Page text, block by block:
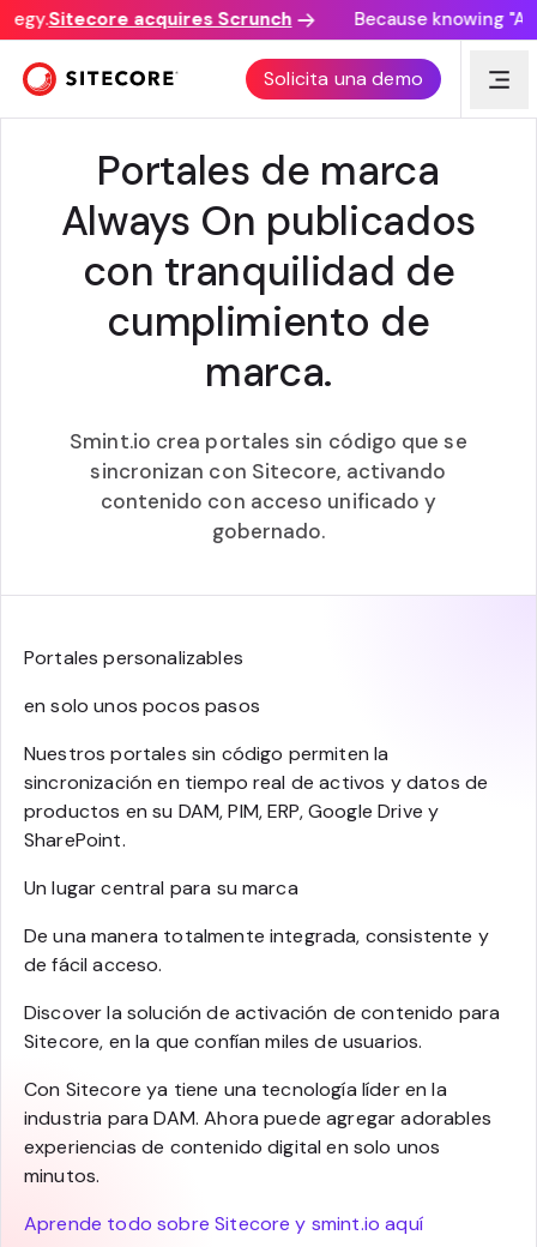
Sitecore acquires Scrunch Because knowing
Solicita una demo
SMINT.IO + SITECORE
Portales de marca
Always On publicados
con tranquilidad de
cumplimiento de
marca.
Smint.io crea portales sin código que se
sincronizan con Sitecore, activando
contenido con acceso unificado y
gobernado.
Portales personalizables
en solo unos pocos pasos
Nuestros portales sin código permiten la
sincronización en tiempo real de activos y datos de
productos en su DAM, PIM, ERP, Google Drive y
SharePoint.
Un lugar central para su marca
De una manera totalmente integrada, consistente y
de fácil acceso.
Discover la solución de activación de contenido para
Sitecore, en la que confían miles de usuarios.
Con Sitecore ya tiene una tecnología líder en la
industria para DAM. Ahora puede agregar adorables
experiencias de contenido digital en solo unos
minutos.
Aprende todo sobre Sitecore y smint.io aquí